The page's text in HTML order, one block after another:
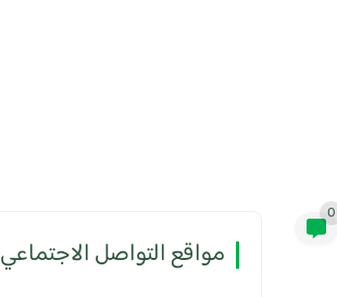
0
مواقع التواصل الاجتماعي